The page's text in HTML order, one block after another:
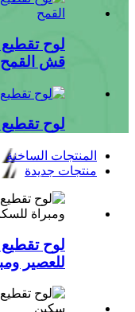
لوح
قش القمح
لوح
المنتجات الساخنة
منتجات جديدة
لوح
للعصير